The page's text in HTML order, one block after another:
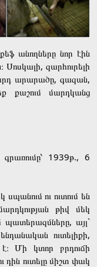
անողները նոր էին
Սոսկալի, զարհուրելի
արարածը, գազան,
քաշում մարդկանց
1939թ., 6
ու ուտում են
թիվ մեկ
այլ`
ուտելիքի,
Մի կտոր բրդուճի
դին ուտելը միշտ փակ